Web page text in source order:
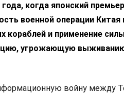
когда японский
военной операции Китая
кораблей и применение силы
угрожающую
войну между